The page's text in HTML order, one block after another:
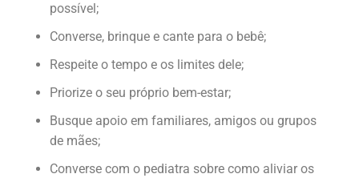
possível;
Converse, brinque e cante para o bebê;
Respeite o tempo e os limites dele;
Priorize o seu próprio bem-estar;
Busque apoio em familiares, amigos ou grupos
de mães;
Converse com o pediatra sobre como aliviar os